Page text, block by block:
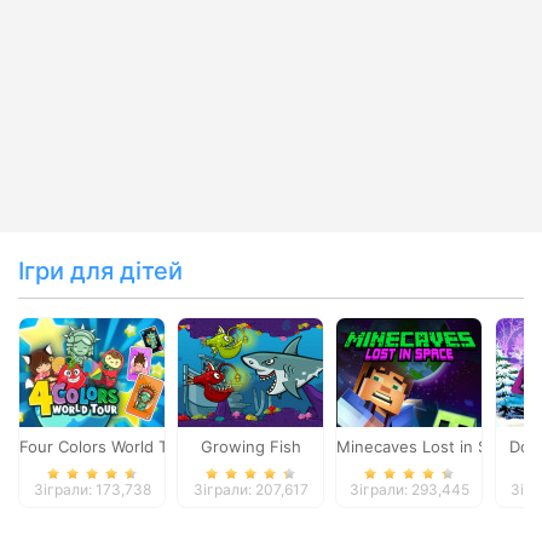
Ігри для дітей
Four Colors World Tour
Зіграли: 173,738
Growing Fish
Зіграли: 207,617
Minecaves Lost in Space
Зіграли: 293,445